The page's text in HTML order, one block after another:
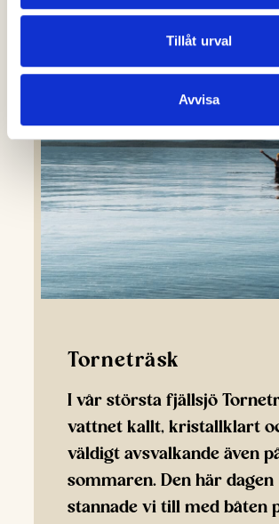
Tillåt urval
Avvisa
Torneträsk
I vår största fjällsjö
vattnet kallt, kristallklart
väldigt avsvalkande även
sommaren. Den här dagen
stannade vi till med båten